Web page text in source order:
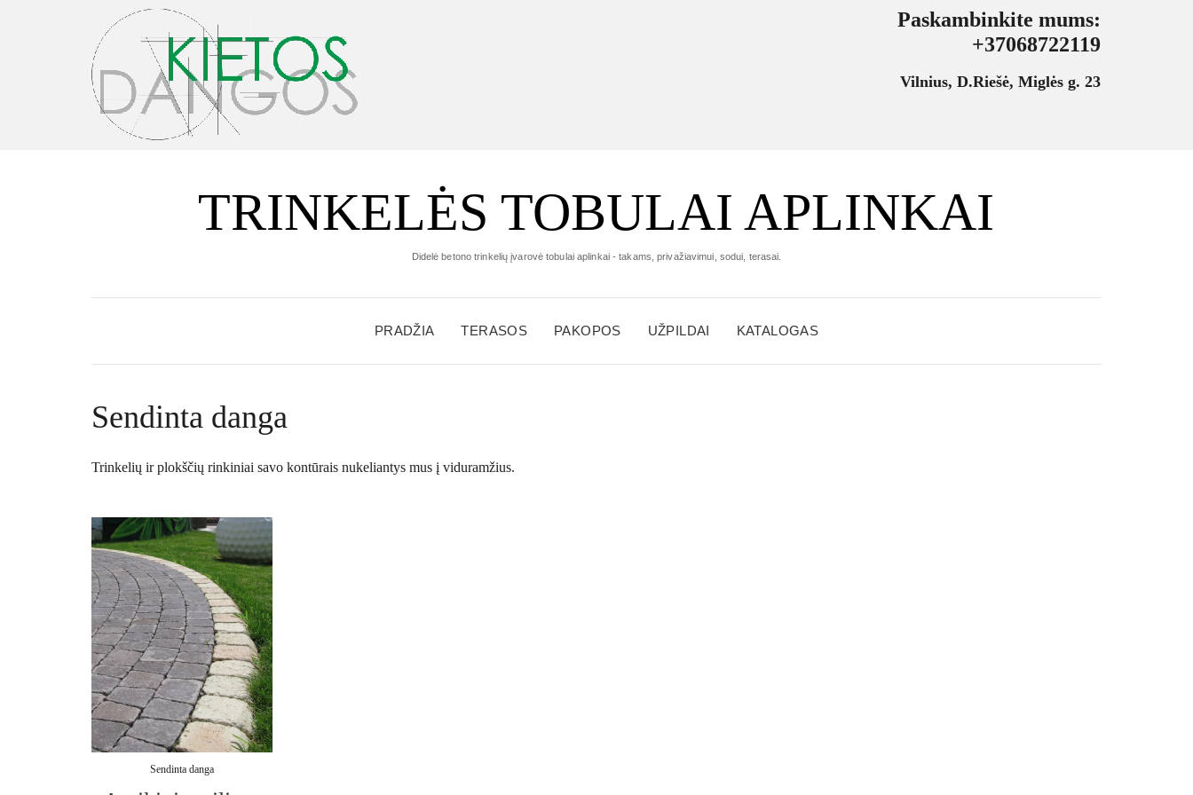
Paskambinkite mums:
+37068722119
Vilnius, D.Riešė, Miglės g. 23
TRINKELĖS TOBULAI APLINKAI
Didelė betono trinkelių įvarovė tobulai aplinkai - takams, privažiavimui, sodui, terasai.
PRADŽIA TERASOS PAKOPOS UŽPILDAI KATALOGAS
Sendinta danga
Trinkelių ir plokščių rinkiniai savo kontūrais nukeliantys mus į viduramžius.
Sendinta danga